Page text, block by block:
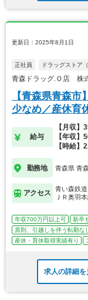
更新日：2025年8月1日
正社員 ドラッグストア
青森ドラッグ.Ｏ店 株
【青森県青森
少なめ／産休育
給与
【月収】
【年収
【時給】
勤務地 青森県 青
アクセス
青い森鉄
ＪＲ奥羽
年収700万円以上可 新卒
原則、引越しを伴う転勤なし
産休・育休取得実績有り
求人の詳細を